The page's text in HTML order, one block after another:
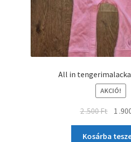
All in
AKCIÓ!
2 .500Ft 1
Kosárba